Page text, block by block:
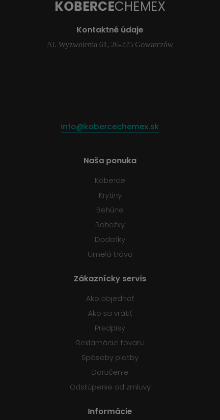
KOBERCECHEMEX
Kontaktné údaje
Al. Wyzwolenia 61, 26-225 Gowarczów
info@kobercechemex.sk
Naša ponuka
Koberce
Krytiny
Behúne
Rohožky
Dodatky
Umelá tráva
Zákaznícky servis
Ako objednať
Ako sa vrátiť
Predpisy
Reklamácie tovaru
Spôsoby platby
Doručenie
Odstúpenie od zmluvy
Informácie